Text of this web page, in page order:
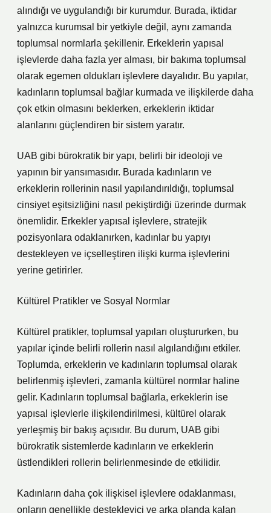
alındığı ve uygulandığı bir kurumdur. Burada, iktidar
yalnızca kurumsal bir yetkiyle değil, aynı zamanda
toplumsal normlarla şekillenir. Erkeklerin yapısal
işlevlerde daha fazla yer alması, bir bakıma toplumsal
olarak egemen oldukları işlevlere dayalıdır. Bu yapılar,
kadınların toplumsal bağlar kurmada ve ilişkilerde daha
çok etkin olmasını beklerken, erkeklerin iktidar
alanlarını güçlendiren bir sistem yaratır.
UAB gibi bürokratik bir yapı, belirli bir ideoloji ve
yapının bir yansımasıdır. Burada kadınların ve
erkeklerin rollerinin nasıl yapılandırıldığı, toplumsal
cinsiyet eşitsizliğini nasıl pekiştirdiği üzerinde durmak
önemlidir. Erkekler yapısal işlevlere, stratejik
pozisyonlara odaklanırken, kadınlar bu yapıyı
destekleyen ve içselleştiren ilişki kurma işlevlerini
yerine getirirler.
Kültürel Pratikler ve Sosyal Normlar
Kültürel pratikler, toplumsal yapıları oluştururken, bu
yapılar içinde belirli rollerin nasıl algılandığını etkiler.
Toplumda, erkeklerin ve kadınların toplumsal olarak
belirlenmiş işlevleri, zamanla kültürel normlar haline
gelir. Kadınların toplumsal bağlarla, erkeklerin ise
yapısal işlevlerle ilişkilendirilmesi, kültürel olarak
yerleşmiş bir bakış açısıdır. Bu durum, UAB gibi
bürokratik sistemlerde kadınların ve erkeklerin
üstlendikleri rollerin belirlenmesinde de etkilidir.
Kadınların daha çok ilişkisel işlevlere odaklanması,
onların genellikle destekleyici ve arka planda kalan